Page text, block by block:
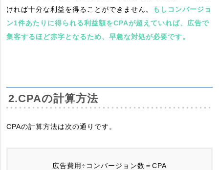
ければ十分な利益を得ることができません。
もしコンバージョ
ン1件あたりに得られる利益額をCPAが超えていれば、広告で
集客するほど赤字となるため、早急な対処が必要です。
2.CPAの計算方法
CPAの計算方法は次の通りです。
広告費用÷コンバージョン数＝CPA